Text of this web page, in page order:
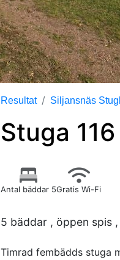
Resultat Siljansnäs
Stuga
Antal bäddar 5Gratis Wi-Fi
5 bäddar , öppen spis
Timrad fembädds stuga